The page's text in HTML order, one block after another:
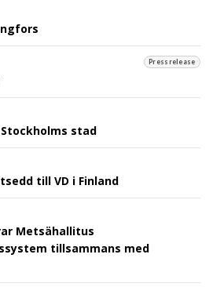
Pressrelease
stad
till VD i Finland
Metsähallitus
tillsammans med